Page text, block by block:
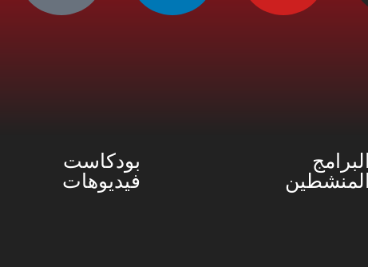
البرامج
المنشطين
بودكاست
فيديوهات